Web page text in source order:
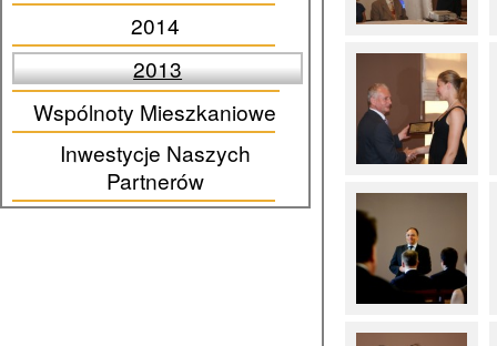
2014
2013
Wspólnoty Mieszkaniowe
Inwestycje Naszych
Partnerów